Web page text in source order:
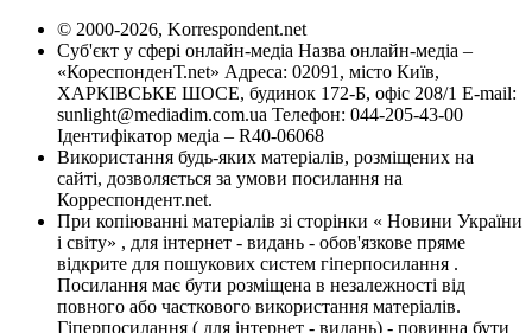
© 2000-2026, Korrespondent.net
Суб'єкт у сфері онлайн-медіа Назва онлайн-медіа –
«КореспонденТ.net» Адреса: 02091, місто Київ,
ХАРКІВСЬКЕ ШОСЕ, будинок 172-Б, офіс 208/1 E-mail:
sunlight@mediadim.com.ua Телефон: 044-205-43-00
Ідентифікатор медіа – R40-06068
Використання будь-яких матеріалів, розміщених на
сайті, дозволяється за умови посилання на
Корреспондент.net.
При копіюванні матеріалів зі сторінки « Новини України
і світу» , для інтернет - видань - обов'язкове пряме
відкрите для пошукових систем гіперпосилання .
Посилання має бути розміщена в незалежності від
повного або часткового використання матеріалів.
Гіперпосилання ( для інтернет - видань) - повинна бути